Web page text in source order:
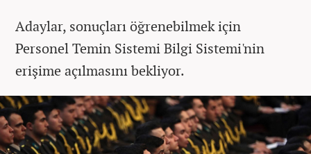
Adaylar, sonuçları öğrenebilmek için
Personel Temin Sistemi Bilgi Sistemi'nin
erişime açılmasını bekliyor.